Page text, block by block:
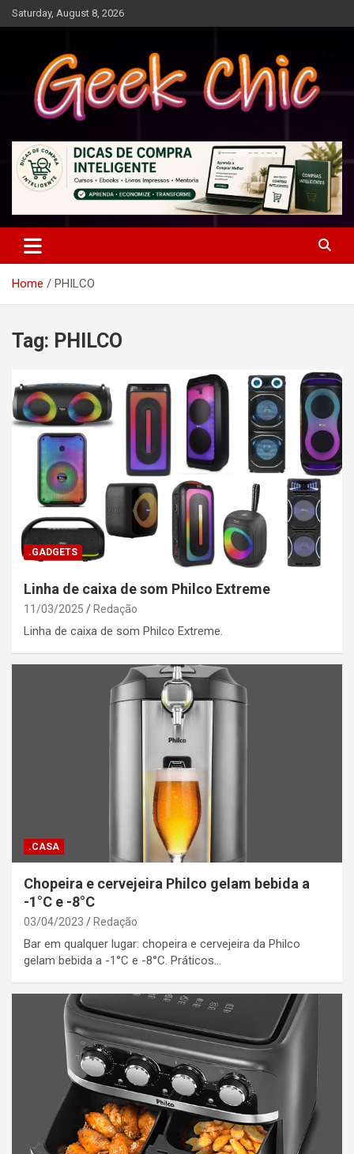
Skip
to
Saturday, August 8, 2026
Geek Chic
Home PHILCO
Tag: PHILCO
.GADGETS
Linha de caixa de som Philco Extreme
11/03/2025 Redação
Linha de caixa de som Philco Extreme.
.CASA
Chopeira e cervejeira Philco gelam bebida a
-1°C e -8°C
03/04/2023 Redação
Bar em qualquer lugar: chopeira e cervejeira da Philco
gelam bebida a -1°C e -8°C. Práticos…